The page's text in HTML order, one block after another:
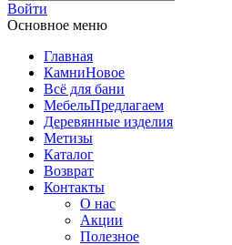
Бригадир 72
Войти
Основное меню
Главная
КамниНовое
Всё для бани
МебельПредлагаем
Деревянные изделия
Метизы
Каталог
Возврат
Контакты
О нас
Акции
Полезное